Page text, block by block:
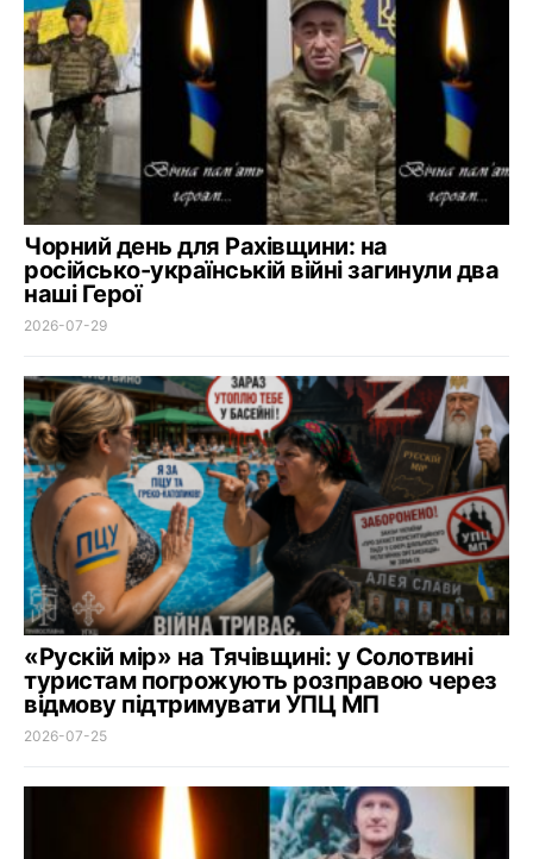
Чорний день для Рахівщини: на
російсько-українській війні загинули два
наші Герої
2026-07-29
«Рускій мір» на Тячівщині: у Солотвині
туристам погрожують розправою через
відмову підтримувати УПЦ МП
2026-07-25